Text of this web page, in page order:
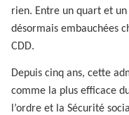
rien. Entre un quart et
désormais embauchées
CDD.
Depuis cinq ans, cette
comme la plus efficace
l’ordre et la Sécurité